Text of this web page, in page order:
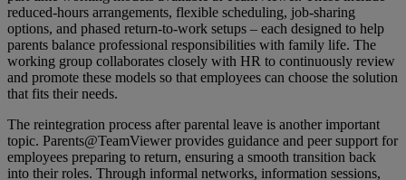
reduced-hours arrangements, flexible scheduling, job-sharing
options, and phased return-to-work setups – each designed to help
parents balance professional responsibilities with family life. The
working group collaborates closely with HR to continuously review
and promote these models so that employees can choose the solution
that fits their needs.
The reintegration process after parental leave is another important
topic. Parents@TeamViewer provides guidance and peer support for
employees preparing to return, ensuring a smooth transition back
into their roles. Through informal networks, information sessions,